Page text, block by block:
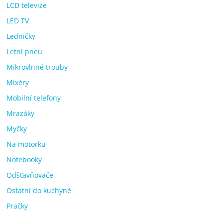
LCD televize
LED TV
Ledničky
Letní pneu
Mikrovlnné trouby
Mixéry
Mobilní telefony
Mrazáky
Myčky
Na motorku
Notebooky
Odšťavňovače
Ostatní do kuchyně
Pračky